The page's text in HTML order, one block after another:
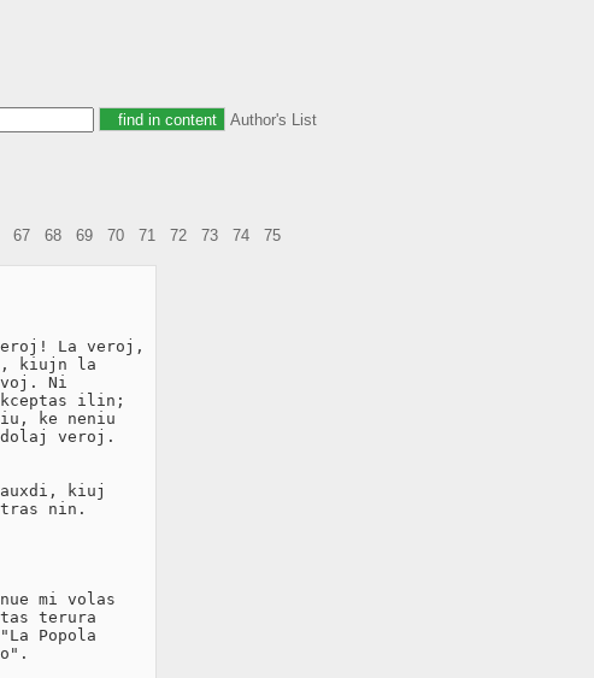
Author's List
67 68 69 70 71 72 73 74 75
La veroj,
kiujn la
Ni
ilin;
ke neniu
veroj.
auxdi, kiuj
nin.
mi volas
terura
Popola